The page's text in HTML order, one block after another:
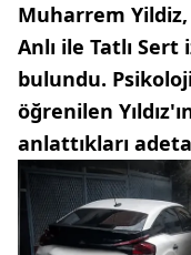
Muharrem Yildiz,
Anlı ile Tatlı
bulundu.
öğrenilen
anlattıkları